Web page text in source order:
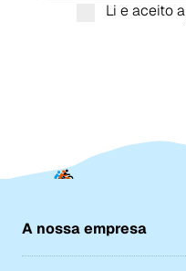
Li e aceito a
A nossa empresa